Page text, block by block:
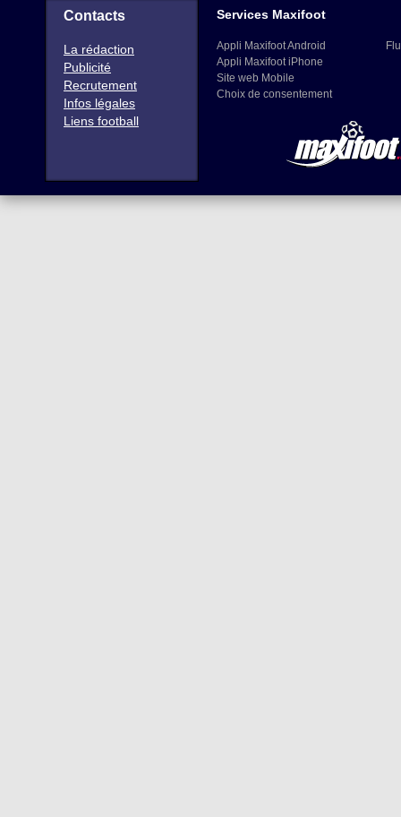
Contacts
La rédaction
Publicité
Recrutement
Infos légales
Liens football
Services Maxifoot
Appli Maxifoot Android
Appli Maxifoot iPhone
Site web Mobile
Choix de consentement